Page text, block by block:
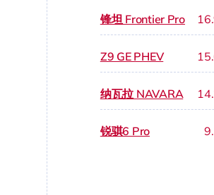
锋坦 Frontier Pro
Z9 GE PHEV
纳瓦拉 NAVARA
锐骐6 Pro